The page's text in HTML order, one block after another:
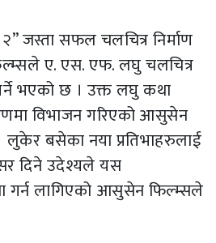
२” जस्ता सफल चलचित्र निर्माण
ए. एस. एफ. लघु चलचित्र
भएको छ । उक्त लघु कथा
विभाजन गरिएको आसुसेन
बसेका नया प्रतिभाहरुलाई
दिने उदेश्यले यस
गर्न लागिएको आसुसेन फिल्म्सले